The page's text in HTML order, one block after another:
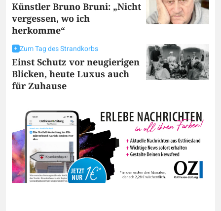
Künstler Bruno Bruni: „Nicht
vergessen, wo ich
herkomme“
Zum Tag des Strandkorbs
Einst Schutz vor neugierigen
Blicken, heute Luxus auch
für Zuhause